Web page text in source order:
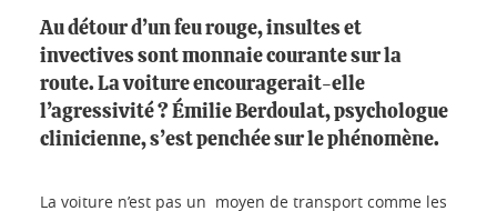
Au détour d’un feu rouge, insultes et
invectives sont monnaie courante sur la
route. La voiture encouragerait-elle
l’agressivité ? Émilie Berdoulat, psychologue
clinicienne, s’est penchée sur le phénomène.
La voiture n’est pas un moyen de transport comme les